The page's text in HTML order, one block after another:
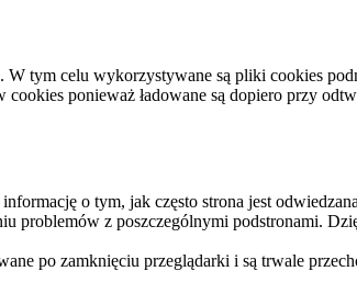
tym celu wykorzystywane są pliki cookies
ponieważ ładowane są dopiero przy
o tym, jak często strona jest
problemów z poszczególnymi podstronami.
po zamknięciu przeglądarki i są trwale